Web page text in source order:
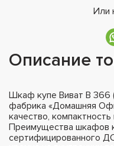
Или
Описание
Шкаф купе Виват В 366
фабрика «Домашняя
качество,
Преимущества шкафов
сертифицированного